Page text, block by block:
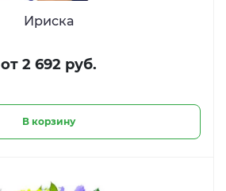
Ириска
от 2 692 руб.
В корзину